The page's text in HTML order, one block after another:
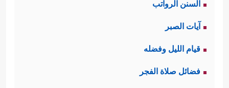
السنن الرواتب
آيات الصبر
قيام الليل وفضله
فضائل صلاة الفجر